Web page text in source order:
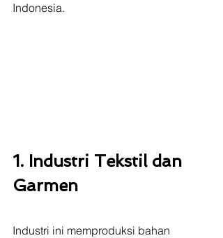
Indonesia.
1. Industri Tekstil dan
Garmen
Industri ini memproduksi bahan